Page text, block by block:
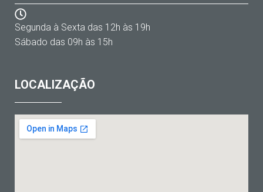
Segunda à Sexta das 12h às 19h
Sábado das 09h às 15h
LOCALIZAÇÃO